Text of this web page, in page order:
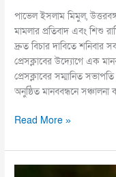
পাভেল ইসলাম মিমুল,
মামলার প্রতিবাদ এবং শিশু
দ্রুত বিচার দাবিতে শনিবার
প্রেসক্লাবের উদ্যোগে এক
প্রেসক্লাবের সম্মানিত
অনুষ্ঠিত মানববন্ধনে
Read More »